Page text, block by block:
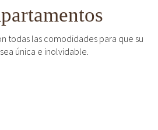
todas las comodidades para que su
única e inolvidable.